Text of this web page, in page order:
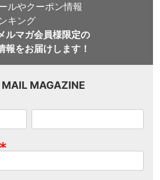
やクーポン情報
キング
ルマガ会員様限定の
報をお届けします！
MAIL MAGAZINE